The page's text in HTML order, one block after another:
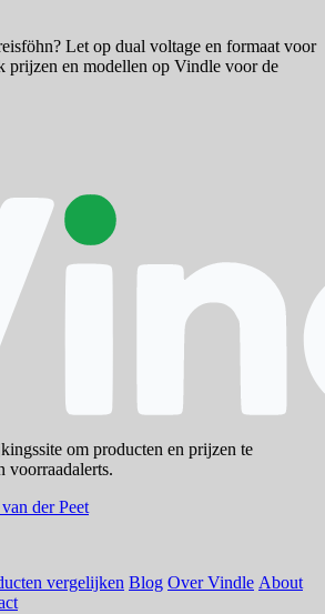
Let op dual voltage en formaat voor
prijzen en modellen op Vindle voor de
om producten en prijzen te
voorraadalerts.
der Peet
vergelijken Blog Over Vindle About